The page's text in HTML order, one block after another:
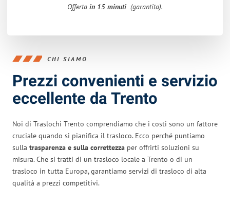
Offerta in 15 minuti (garantita).
CHI SIAMO
Prezzi convenienti e servizio
eccellente da Trento
Noi di Traslochi Trento comprendiamo che i costi sono un fattore
cruciale quando si pianifica il trasloco. Ecco perché puntiamo
sulla trasparenza e sulla correttezza per offrirti soluzioni su
misura. Che si tratti di un trasloco locale a Trento o di un
trasloco in tutta Europa, garantiamo servizi di trasloco di alta
qualità a prezzi competitivi.